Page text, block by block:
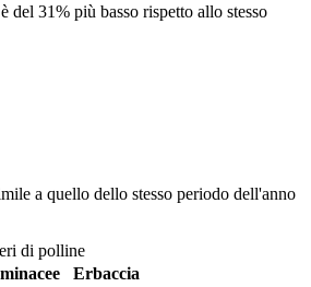
del 31% più basso rispetto allo stesso
a quello dello stesso periodo dell'anno
di polline
Erbaccia